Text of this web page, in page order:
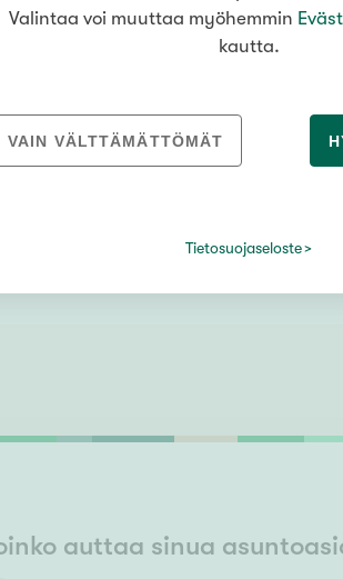
:15
Munkkivuori,Helsinki
2h, k, kph, las.p
auttaa sinua
Valintaa voi muuttaa myöhemmin
kautta.
VAIN VÄLTTÄMÄTTÖMÄT
Tietosuojaseloste